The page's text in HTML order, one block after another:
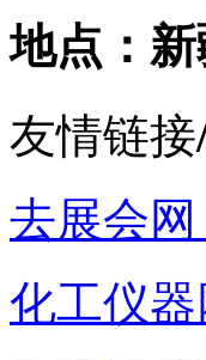
地点：
友情链接
去展会网
化工仪器